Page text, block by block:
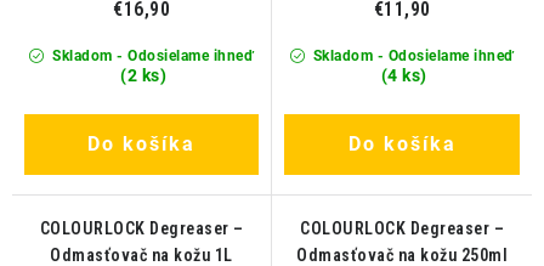
Skladom - Odosielame ihneď
(2 ks)
€16,90
Do košíka
Skladom - Odosielame ihneď
(4 ks)
€11,90
Do košíka
COLOURLOCK Degreaser –
Odmasťovač na kožu 1L
COLOURLOCK Degreaser –
Odmasťovač na kožu 250ml